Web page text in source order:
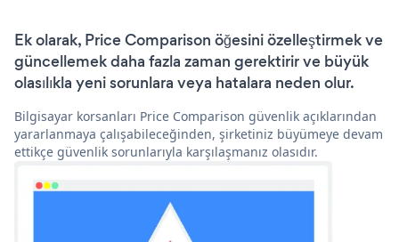
Ek olarak, Price Comparison öğesini özelleştirmek ve
güncellemek daha fazla zaman gerektirir ve büyük
olasılıkla yeni sorunlara veya hatalara neden olur.
Bilgisayar korsanları Price Comparison güvenlik açıklarından
yararlanmaya çalışabileceğinden, şirketiniz büyümeye devam
ettikçe güvenlik sorunlarıyla karşılaşmanız olasıdır.